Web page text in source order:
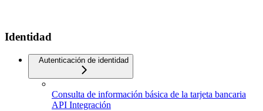
Identidad
Autenticación de identidad
Consulta de información básica de la tarjeta bancaria
API Integración